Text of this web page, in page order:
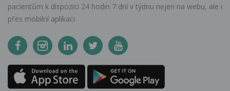
pacientům k dispozici 24 hodin 7 dní v týdnu nejen na webu, ale i
přes mobilní aplikaci.